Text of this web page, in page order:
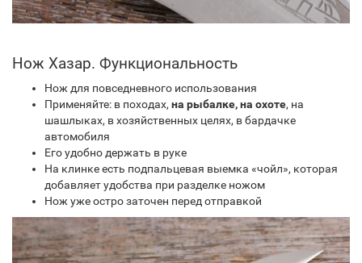
Нож Хазар. Функциональность
Нож для повседневного использования
Применяйте: в походах, на рыбалке, на охоте, на
шашлыках, в хозяйственных целях, в бардачке
автомобиля
Его удобно держать в руке
На клинке есть подпальцевая выемка «чойл», которая
добавляет удобства при разделке ножом
Нож уже остро заточен перед отправкой